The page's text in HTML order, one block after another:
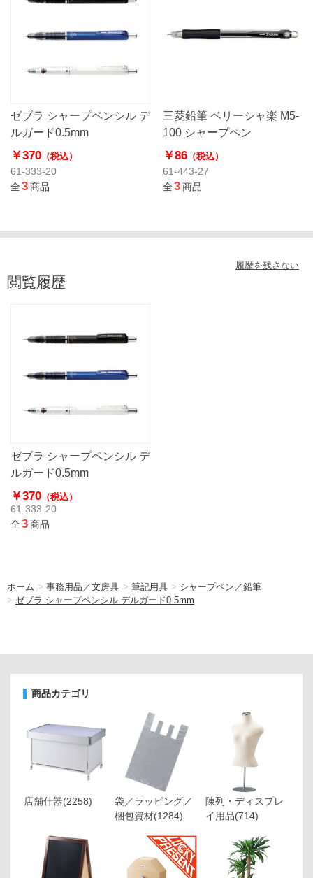
ゼブラ シャープペンシル デ
ルガード0.5mm
￥370 （税込）
61-333-20
全3商品
三菱鉛筆 ベリーシャ楽 M5-
100 シャープペン
￥86（税込）
61-443-27
全3商品
履歴を残さない
閲覧履歴
ゼブラ シャープペンシル デ
ルガード0.5mm
￥370 （税込）
61-333-20
全3商品
ホーム >事務用品／文房具 > 筆記用具 > シャープペン／鉛筆
> ゼブラ シャープペンシル デルガード0.5mm
商品カテゴリ
店舗什器(2258)
袋／ラッピング／
梱包資材(1284)
陳列・ディスプレ
イ用品(714)